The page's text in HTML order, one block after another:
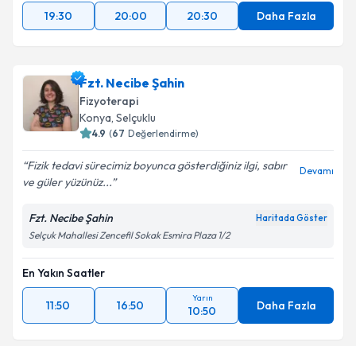
19:30
20:00 20:30 Daha Fazla
Fzt. Necibe Şahin
Fizyoterapi
Konya, Selçuklu
4.9 (67 Değerlendirme)
Fizik tedavi sürecimiz boyunca gösterdiğiniz ilgi, sabır
ve güler yüzünüz...
Devamı
Fzt. Necibe Şahin Haritada Göster
Selçuk Mahallesi Zencefil Sokak Esmira Plaza 1/2
En Yakın Saatler
11:50 16:50
Yarın
10:50 Daha Fazla